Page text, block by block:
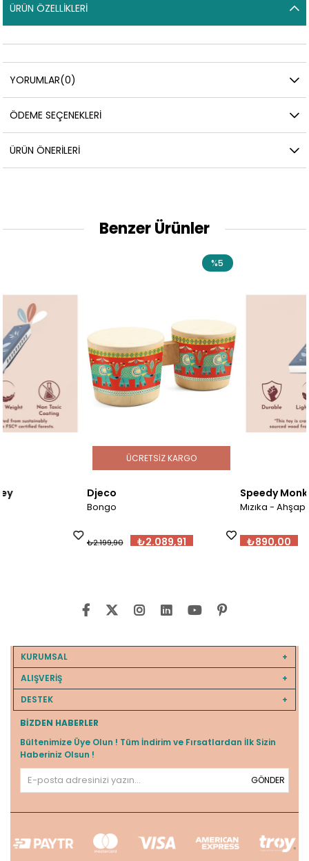
ÜRÜN ÖZELLIKLERI
YORUMLAR(0)
ÖDEME SEÇENEKLERI
ÜRÜN ÖNERILERI
Benzer Ürünler
₺2.089,91
ÜCRETSIZ KARGO
Speedy Monkey
Mızıka - Ahşap
₺890,00
KURUMSAL
ALIŞVERİŞ
DESTEK
BIZDEN HABERLER
Bültenimize Üye Olun ! Tüm İndirim ve Fırsatlardan İlk Sizin
Haberiniz Olsun !
GÖNDER